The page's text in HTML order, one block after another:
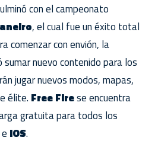
con el campeonato
, el cual fue un éxito total
comenzar con envión, la
nuevo contenido para los
jugar nuevos modos, mapas,
élite. Free Firese encuentra
gratuita para todos los
e iOS.